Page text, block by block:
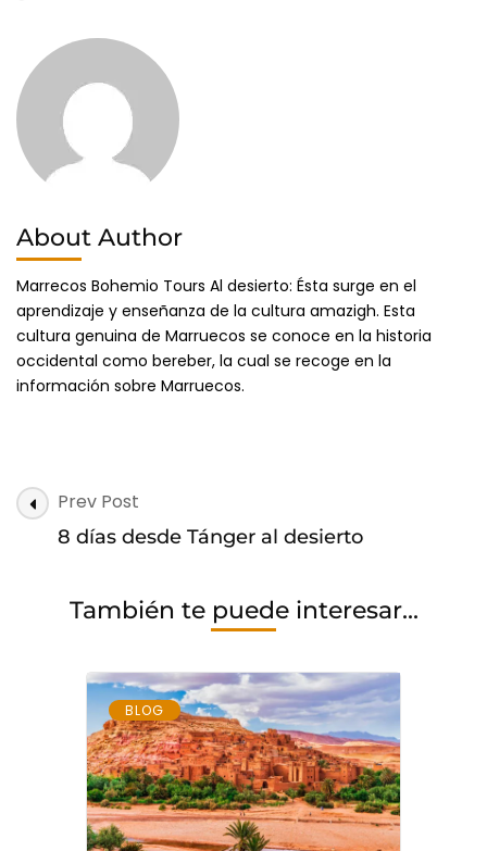
About Author
Marrecos Bohemio Tours Al desierto: Ésta surge en el
aprendizaje y enseñanza de la cultura amazigh. Esta
cultura genuina de Marruecos se conoce en la historia
occidental como bereber, la cual se recoge en la
información sobre Marruecos.
Post
Navigation
Prev Post
8 días desde Tánger al desierto
También te puede interesar...
BLOG